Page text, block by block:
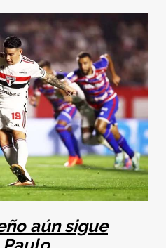
aún sigue